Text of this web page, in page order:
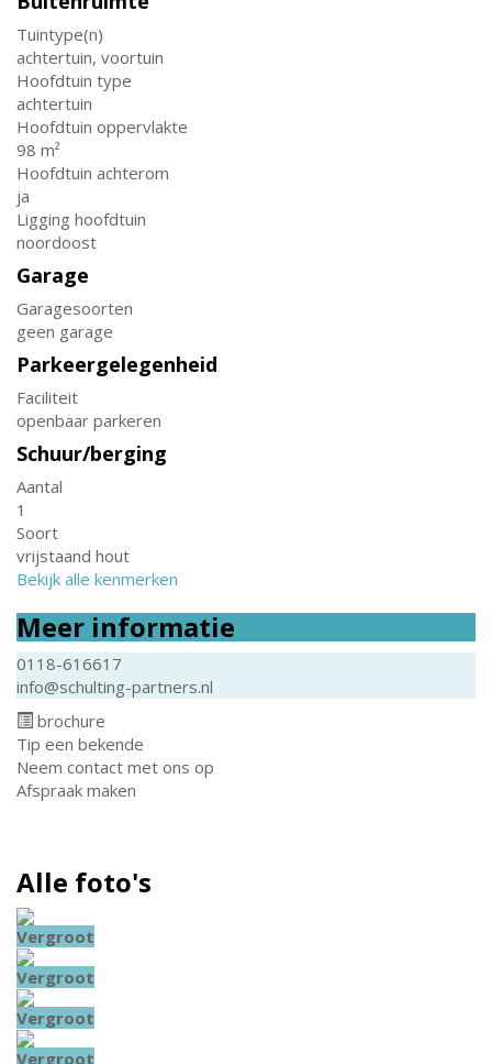
Tuintype(n)
achtertuin, voortuin
Hoofdtuin type
achtertuin
Hoofdtuin oppervlakte
98 m²
Hoofdtuin achterom
ja
Ligging hoofdtuin
noordoost
Garage
Garagesoorten
geen garage
Parkeergelegenheid
Faciliteit
openbaar parkeren
Schuur/berging
Aantal
1
Soort
vrijstaand hout
Bekijk alle kenmerken
Meer informatie
0118-616617
info@schulting-partners.nl
brochure
Tip een bekende
Neem contact met ons op
Afspraak maken
Alle foto's
Vergroot
Vergroot
Vergroot
Vergroot